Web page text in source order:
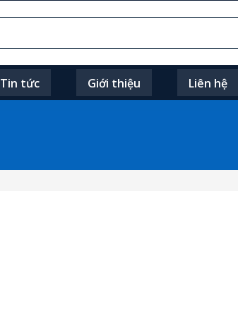
Tin tức Giới thiệu Liên hệ